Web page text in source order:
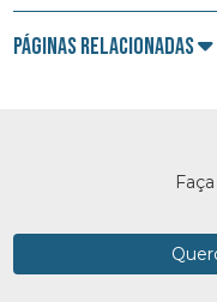
Páginas Relacionadas